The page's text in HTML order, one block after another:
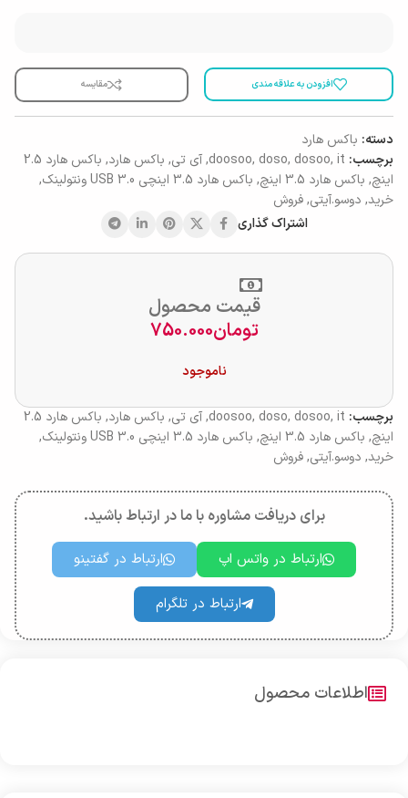
افزودن به علاقه مندی مقایسه
دسته: باکس هارد
برچسب:
doosoo, doso, dosoo, it
,آی تی, باکس هارد,
باکس هارد 2.5
اینچ, باکس هارد 3.5 اینچ , باکس هارد 3.5 اینچی USB 3.0 ونتولینک
,
خرید, دوسو.آیتی,فروش
اشتراک گذاری
قیمت محصول
تومان750.000
ناموجود
برچسب: doosoo, doso, dosoo, it
,آی تی, باکس هارد,
باکس هارد 2.5
اینچ, باکس هارد 3.5 اینچ , باکس هارد 3.5 اینچی USB 3.0 ونتولینک
,
خرید, دوسو.آیتی,فروش
برای دریافت مشاوره با ما در ارتباط باشید.
ارتباط در واتس اپ ارتباط در گفتینو
ارتباط در تلگرام
اطلاعات محصول